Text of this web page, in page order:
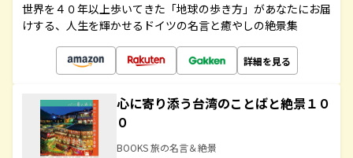
世界を４０年以上歩いてきた「地球の歩き方」があなたにお届
けする、人生を輝かせるドイツの名言と癒やしの絶景集
詳細を見る
心に寄り添う台湾のことばと絶景１０
０
BOOKS 旅の名言＆絶景